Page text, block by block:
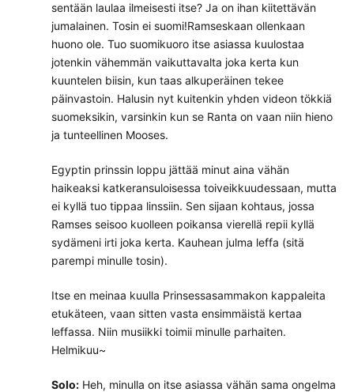
sentään laulaa ilmeisesti itse? Ja on ihan kiitettävän
jumalainen. Tosin ei suomi!Ramseskaan ollenkaan
huono ole. Tuo suomikuoro itse asiassa kuulostaa
jotenkin vähemmän vaikuttavalta joka kerta kun
kuuntelen biisin, kun taas alkuperäinen tekee
päinvastoin. Halusin nyt kuitenkin yhden videon tökkiä
suomeksikin, varsinkin kun se Ranta on vaan niin hieno
ja tunteellinen Mooses.
Egyptin prinssin loppu jättää minut aina vähän
haikeaksi katkeransuloisessa toiveikkuudessaan, mutta
ei kyllä tuo tippaa linssiin. Sen sijaan kohtaus, jossa
Ramses seisoo kuolleen poikansa vierellä repii kyllä
sydämeni irti joka kerta. Kauhean julma leffa (sitä
parempi minulle tosin).
Itse en meinaa kuulla Prinsessasammakon kappaleita
etukäteen, vaan sitten vasta ensimmäistä kertaa
leffassa. Niin musiikki toimii minulle parhaiten.
Helmikuu~
Solo: Heh, minulla on itse asiassa vähän sama ongelma